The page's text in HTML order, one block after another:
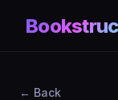
← Back